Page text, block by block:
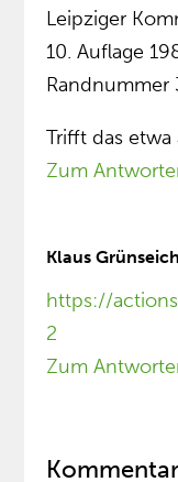
Leipziger
10. Auflage
Randnummer
Trifft das
Zum
Klaus Grünseich
https://
2
Zum